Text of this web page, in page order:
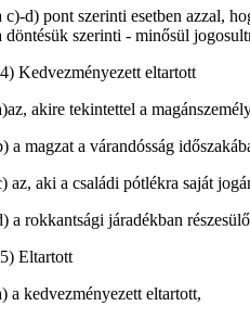
c)-d) pont szerinti esetben azzal,
döntésük szerinti - minősül
Kedvezményezett eltartott
akire tekintettel a
a magzat a várandósság
az, aki a családi pótlékra saját
a rokkantsági járadékban
Eltartott
a kedvezményezett eltartott,